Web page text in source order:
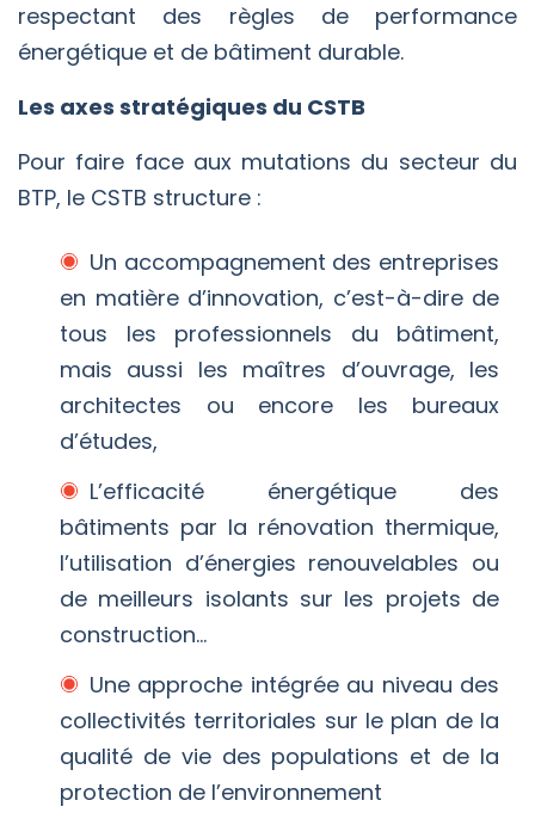
respectant des règles de performance
énergétique et de bâtiment durable.
Les axes stratégiques du CSTB
Pour faire face aux mutations du secteur du
BTP, le CSTB structure :
Un accompagnement des entreprises
en matière d’innovation, c’est-à-dire de
tous les professionnels du bâtiment,
mais aussi les maîtres d’ouvrage, les
architectes ou encore les bureaux
d’études,
L’efficacité énergétique des
bâtiments par la rénovation thermique,
l’utilisation d’énergies renouvelables ou
de meilleurs isolants sur les projets de
construction…
Une approche intégrée au niveau des
collectivités territoriales sur le plan de la
qualité de vie des populations et de la
protection de l’environnement